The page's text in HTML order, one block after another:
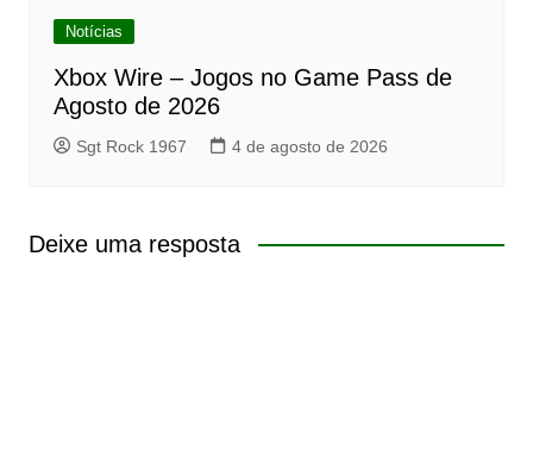
Notícias
Xbox Wire – Jogos no Game Pass de
Agosto de 2026
Sgt Rock 1967 4 de agosto de 2026
Deixe uma resposta